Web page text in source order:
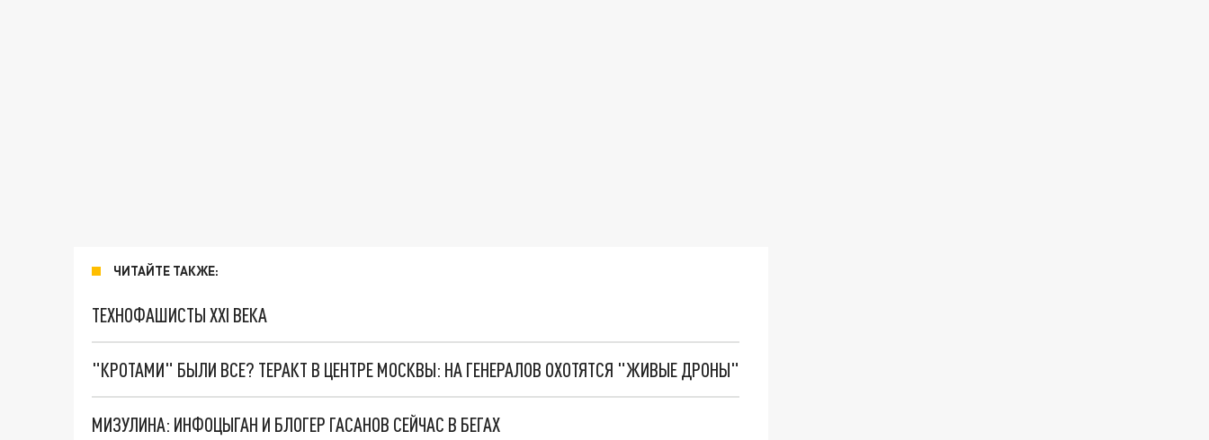
ЧИТАЙТЕ ТАКЖЕ:
ТЕХНОФАШИСТЫ XXI ВЕКА
"КРОТАМИ" БЫЛИ ВСЕ? ТЕРАКТ В ЦЕНТРЕ МОСКВЫ: НА ГЕНЕРАЛОВ ОХОТЯТСЯ "ЖИВЫЕ ДРОНЫ"
МИЗУЛИНА: ИНФОЦЫГАН И БЛОГЕР ГАСАНОВ СЕЙЧАС В БЕГАХ